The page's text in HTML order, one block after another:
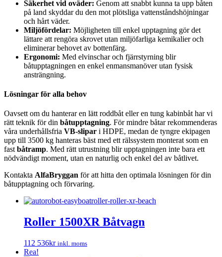
Säkerhet vid oväder: Genom att snabbt kunna ta upp båten
på land skyddar du den mot plötsliga vattenståndshöjningar
och hårt väder.
Miljöfördelar: Möjligheten till enkel upptagning gör det
lättare att rengöra skrovet utan miljöfarliga kemikalier och
eliminerar behovet av bottenfärg.
Ergonomi: Med elvinschar och fjärrstyrning blir
båtupptagningen en enkel enmansmanöver utan fysisk
ansträngning.
Lösningar för alla behov
Oavsett om du hanterar en lätt roddbåt eller en tung kabinbåt har vi
rätt teknik för din båtupptagning. För mindre båtar rekommenderas
våra underhållsfria VB-slipar i HDPE, medan de tyngre ekipagen
upp till 3500 kg hanteras bäst med ett rälssystem monterat som en
fast båtramp. Med rätt utrustning blir upptagningen inte bara ett
nödvändigt moment, utan en naturlig och enkel del av båtlivet.
Kontakta AlfaBryggan för att hitta den optimala lösningen för din
båtupptagning och förvaring.
Roller 1500XR Båtvagn
112 536kr inkl. moms
Rea!